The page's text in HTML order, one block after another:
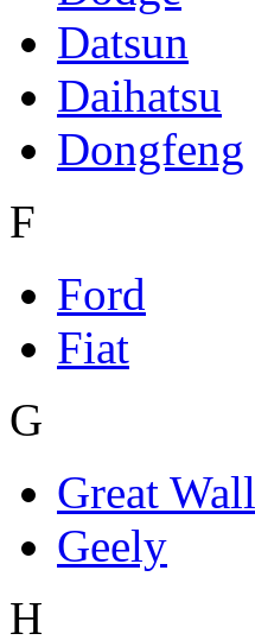
Datsun
Daihatsu
Dongfeng
F
Ford
Fiat
G
Great Wall
Geely
H